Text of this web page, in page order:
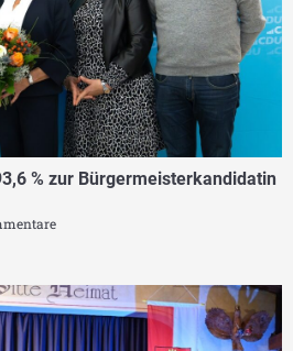
% zur Bürgermeisterkandidatin